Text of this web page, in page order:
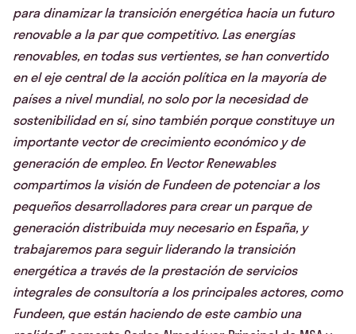
para dinamizar la transición energética hacia un futuro
renovable a la par que competitivo. Las energías
renovables, en todas sus vertientes, se han convertido
en el eje central de la acción política en la mayoría de
países a nivel mundial, no solo por la necesidad de
sostenibilidad en sí, sino también porque constituye un
importante vector de crecimiento económico y de
generación de empleo. En Vector Renewables
compartimos la visión de Fundeen de potenciar a los
pequeños desarrolladores para crear un parque de
generación distribuida muy necesario en España, y
trabajaremos para seguir liderando la transición
energética a través de la prestación de servicios
integrales de consultoría a los principales actores, como
Fundeen, que están haciendo de este cambio una